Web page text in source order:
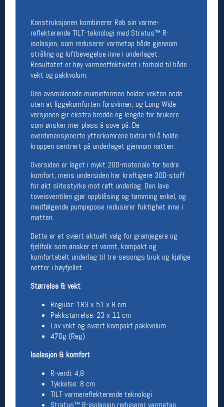
Konstruksjonen kombinerer Rab sin varme-
reflekterende TILT-teknologi med Stratus™ R-
isolasjon, som reduserer varmetap både gjennom
stråling og luftbevegelse inne i underlaget.
Resultatet er høy varmeeffektivitet i forhold til både
vekt og pakkvolum.
Den avsmalnende mumieformen holder vekten nede
uten at liggekomforten forsvinner, og Long Wide-
versjonen gir ekstra bredde og lengde for brukere
som ønsker mer plass å sove på. De
overdimensjonerte ytterkamrene bidrar til å holde
kroppen sentrert på underlaget gjennom natten.
Oversiden er laget i mykt 20D-materiale for bedre
komfort, mens undersiden har kraftigere 30D-stoff
for økt slitestyrke mot røft underlag. Den lave
toveisventilen gjør oppblåsing og tømming enkel, og
medfølgende pumpepose reduserer fuktighet inne i
matten.
Dette er et svært aktuelt valg for gramjegere og
fjellfolk som ønsker et varmt, kompakt og
komfortabelt underlag til tre-sesongs bruk og kjølige
netter i høyfjellet.
Størrelse & vekt
Regular: 183 x 51 x 8 cm
Pakkstørrelse: 23 x 11 cm
Lav vekt og svært kompakt pakkvolum
470g (Reg)
Isolasjon & komfort
R-verdi: 4,8
Tykkelse: 8 cm
TILT varmereflekterende teknologi
Stratus™ R-isolasjon reduserer varmetap
Team Oslo Sportslager
Magasinet
Medlemstilbud og aktiviteter
MELD DEG INN GRATIS
Åpningstider verkstedet
Man-Fredag:
11-18
Lørdag:
11-16
Om verkstedet
For å bestille time må du logge inn i
nettbutikken og trykke på den nederste blå
linjen
Betingelser
Salgsbetingelser
Informasjonskapsler
Bærekraft
Org. nr: 976754360
Ledige stillinger
Ledige stillinger
Følg oss på